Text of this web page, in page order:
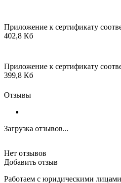
Приложение к сертификату
402,8 Кб
Приложение к сертификату
399,8 Кб
Отзывы
Загрузка отзывов...
Нет отзывов
Добавить отзыв
Работаем с юридическими